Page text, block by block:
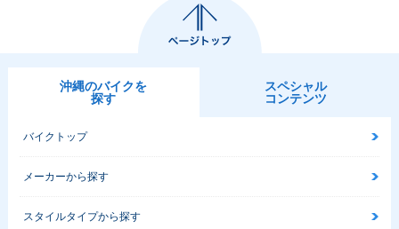
沖縄のバイクを
探す
スペシャル
コンテンツ
バイクトップ
メーカーから探す
スタイルタイプから探す